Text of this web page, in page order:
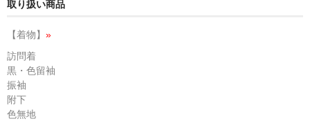
取り扱い商品
【着物】 »
訪問着
黒・色留袖
振袖
附下
色無地